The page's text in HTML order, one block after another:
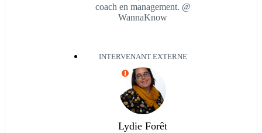
coach en management. @
WannaKnow
INTERVENANT EXTERNE
I
Lydie Forêt